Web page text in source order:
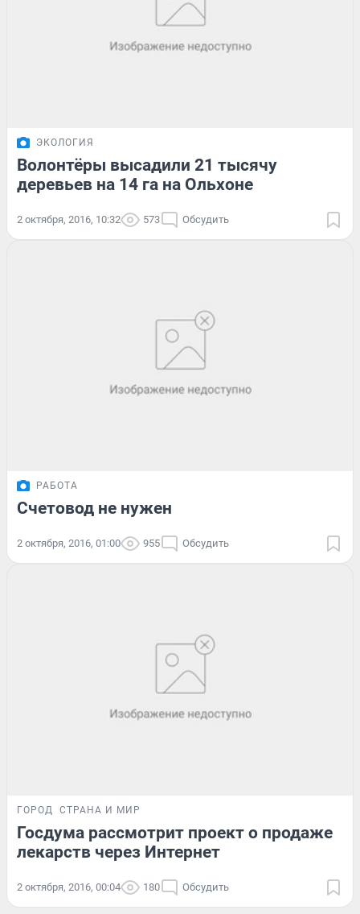
ЭКОЛОГИЯ
Волонтёры высадили 21 тысячу
деревьев на 14 га на Ольхоне
2 октября, 2016, 10:32 573 Обсудить
РАБОТА
Счетовод не нужен
2 октября, 2016, 01:00 955 Обсудить
ГОРОД СТРАНА И МИР
Госдума рассмотрит проект о продаже
лекарств через Интернет
2 октября, 2016, 00:04 180 Обсудить